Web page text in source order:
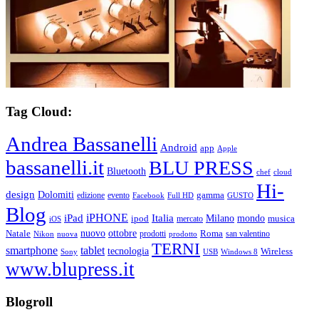
Tag Cloud:
Andrea Bassanelli Android app Apple
bassanelli.it Bluetooth BLU PRESS chef cloud
design Dolomiti edizione evento Facebook Full HD gamma GUSTO Hi-
Blog iOS iPad iPHONE ipod Italia mercato Milano mondo musica
Natale Nikon nuova nuovo ottobre prodotti prodotto Roma san valentino
smartphone Sony tablet tecnologia TERNI USB Windows 8 Wireless
www.blupress.it
Blogroll